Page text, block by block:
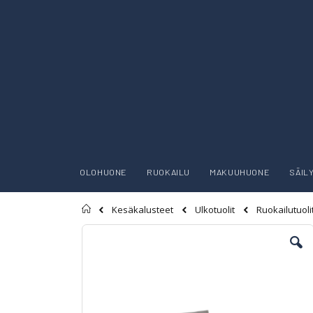
OLOHUONE RUOKAILU MAKUUHUONE
Etusivu
Kesäkalusteet Ulkotuolit
Skip